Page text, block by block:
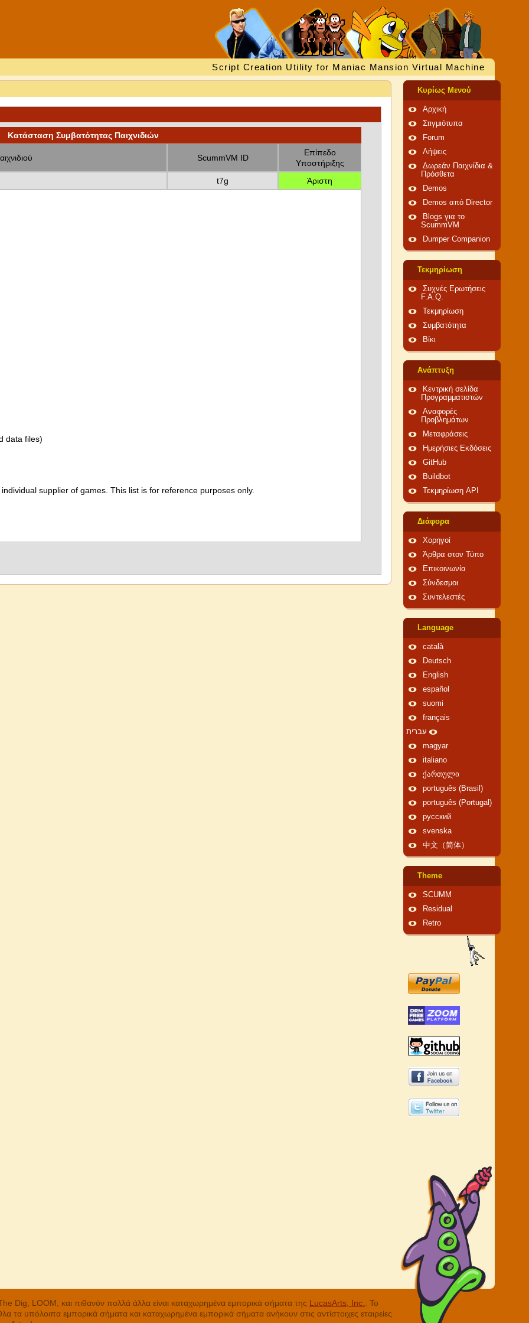
Script Creation Utility for Maniac Mansion Virtual Machine
Κατάσταση Συμβατότητας Παιχνιδιών
ScummVM ID
Επίπεδο
Υποστήριξης
t7g Άριστη
data files)
supplier of games. This list is for reference purposes only.
Κυρίως Μενού
Αρχική
Στιγμιότυπα
Forum
Λήψεις
Δωρεάν Παιχνίδια &
Πρόσθετα
Demos
Demos από Director
Blogs για το
ScummVM
Dumper Companion
Τεκμηρίωση
Συχνές Ερωτήσεις
F.A.Q.
Τεκμηρίωση
Συμβατότητα
Βίκι
Ανάπτυξη
Κεντρική σελίδα
Προγραμματιστών
Αναφορές
Προβλημάτων
Μεταφράσεις
Ημερήσιες Εκδόσεις
GitHub
Buildbot
Τεκμηρίωση API
Διάφορα
Χορηγοί
Άρθρα στον Τύπο
Επικοινωνία
Σύνδεσμοι
Συντελεστές
Language
català
Deutsch
English
español
suomi
français
עברית
magyar
italiano
ქართული
português (Brasil)
português (Portugal)
русский
svenska
中文（简体）
Theme
SCUMM
Residual
Retro
LOOM, και πιθανόν πολλά άλλα είναι καταχωρημένα εμπορικά σήματα της LucasArts, Inc.
. Το
υπόλοιπα εμπορικά σήματα και καταχωρημένα εμπορικά σήματα ανήκουν στις αντίστοιχες εταιρείες